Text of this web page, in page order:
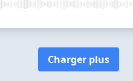
Charger plus